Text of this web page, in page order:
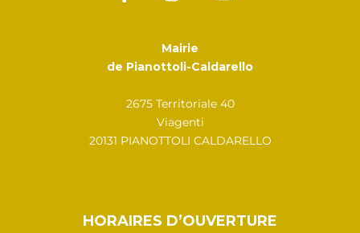
Mairie
de Pianottoli-Caldarello
2675 Territoriale 40
Viagenti
20131 PIANOTTOLI CALDARELLO
HORAIRES D’OUVERTURE